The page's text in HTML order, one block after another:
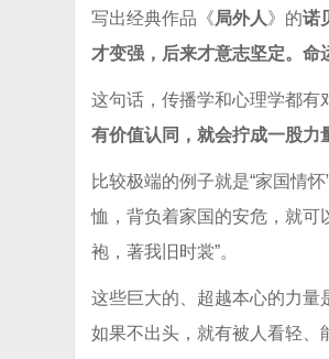
写出经典作品《局外人》的诺
才变强，后来才意志坚定。命
这句话，传播学和心理学都有
有价值认同，就会拧成一股力
比较极端的例子就是“家国情
恤，背负着家国的安危，就可
袍，著我旧时裳”。
这些巨大的、超越本心的力量
如果不出头，就有被人看轻、